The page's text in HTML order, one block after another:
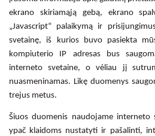
ekrano skiriamąją gebą, ekrano
„Javascript“ palaikymą ir
svetainę, iš kurios buvo pasiekta
kompiuterio IP adresas bus
interneto svetaine, o vėliau jį
nuasmeninamas. Likę duomenys
trejus metus.
Šiuos duomenis naudojame interneto
ypač klaidoms nustatyti ir pašalinti,